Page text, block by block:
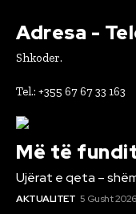
Adresa -
Shkoder.
Tel.: +355 67 67 33 163
Më të
Ujërat e qeta –
AKTUALITET 5 Gusht 2026